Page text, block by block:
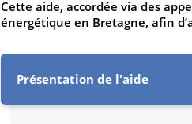
Cette aide, accordée via des
énergétique en Bretagne, afin
Présentation de l'aide